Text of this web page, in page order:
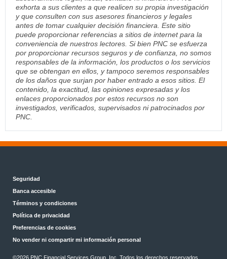
exhorta a sus clientes a que realicen su propia investigación
y que consulten con sus asesores financieros y legales
antes de tomar cualquier decisión financiera. Este sitio
puede proporcionar referencias a sitios de internet para la
conveniencia de nuestros lectores. Si bien PNC se esfuerza
por proporcionar recursos seguros y de confianza, no somos
responsables de la información, los productos o los servicios
que se obtengan en ellos, y tampoco seremos responsables
de los daños que surjan por haber entrado a esos sitios. El
contenido, la exactitud, las opiniones expresadas y los
enlaces proporcionados por estos recursos no son
investigados, verificados, supervisados ni patrocinados por
PNC.
Seguridad
Banca accesible
Términos y condiciones
Política de privacidad
Preferencias de cookies
No vender ni compartir mi información personal
©2026 PNC Financial Services Group, Inc. Todos los derechos reservados.